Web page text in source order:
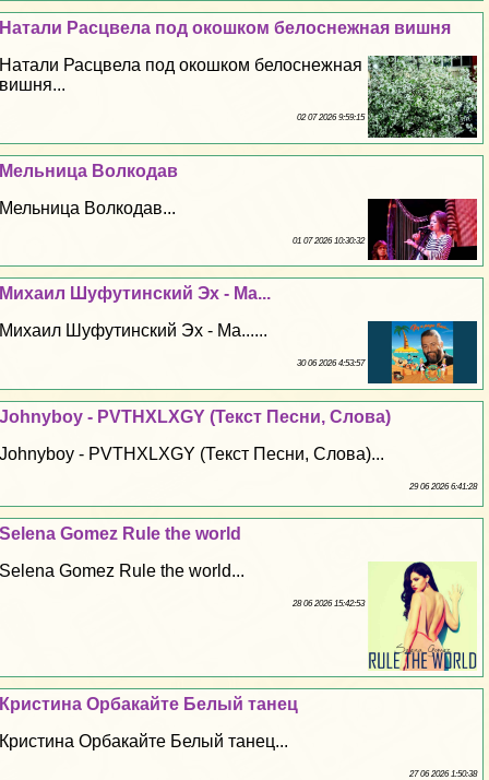
Натали Расцвела под окошком белоснежная вишня
Натали Расцвела под окошком белоснежная
вишня...
02 07 2026 9:59:15
Мельница Волкодав
Мельница Волкодав...
01 07 2026 10:30:32
Михаил Шуфутинский Эх - Ма...
Михаил Шуфутинский Эх - Ма......
30 06 2026 4:53:57
Johnyboy - PVTHXLXGY (Текст Песни, Слова)
Johnyboy - PVTHXLXGY (Текст Песни, Слова)...
29 06 2026 6:41:28
Selena Gomez Rule the world
Selena Gomez Rule the world...
28 06 2026 15:42:53
Кристина Орбакайте Белый танец
Кристина Орбакайте Белый танец...
27 06 2026 1:50:38